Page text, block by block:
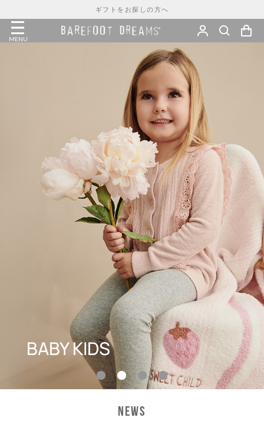
ギフトをお探しの方へ
MENU
BABY KIDS
NEWS